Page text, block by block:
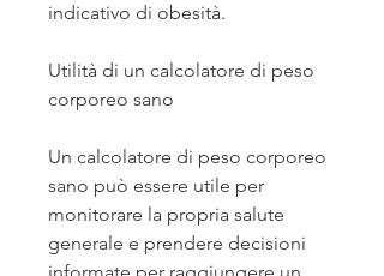
indicativo di obesità.
Utilità di un calcolatore di peso
corporeo sano
Un calcolatore di peso corporeo
sano può essere utile per
monitorare la propria salute
generale e prendere decisioni